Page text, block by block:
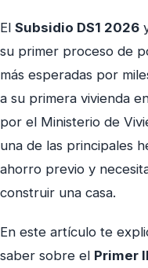
El Subsidio DS1 2026
su primer proceso de
más esperadas por
a su primera vivienda
por el Ministerio de
una de las principales
ahorro previo y
construir una casa.
En este artículo te
saber sobre el Primer